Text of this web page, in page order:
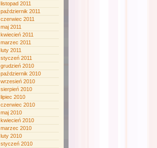
listopad 2011
październik 2011
czerwiec 2011
maj 2011
kwiecień 2011
marzec 2011
luty 2011
styczeń 2011
grudzień 2010
październik 2010
wrzesień 2010
sierpień 2010
lipiec 2010
czerwiec 2010
maj 2010
kwiecień 2010
marzec 2010
luty 2010
styczeń 2010